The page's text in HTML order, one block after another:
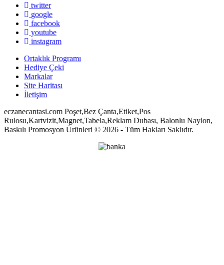
twitter
google
facebook
youtube
instagram
Ortaklık Programı
Hediye Çeki
Markalar
Site Haritası
İletişim
eczanecantasi.com Poşet,Bez Çanta,Etiket,Pos
Rulosu,Kartvizit,Magnet,Tabela,Reklam Dubası, Balonlu Naylon,
Baskılı Promosyon Ürünleri © 2026 - Tüm Hakları Saklıdır.